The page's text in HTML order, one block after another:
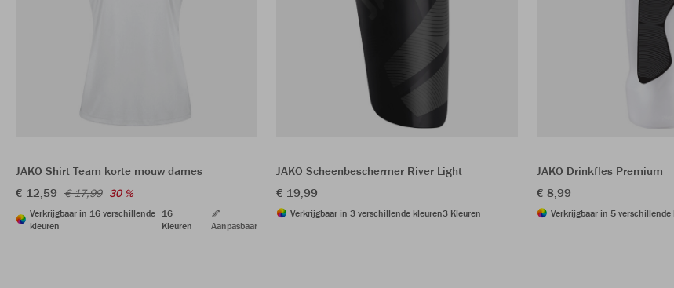
JAKO Shirt Team korte mouw dames
€ 12,59 € 17,99 30 %
Verkrijgbaar in 16 verschillende
kleuren
16
Kleuren
Aanpasbaar
JAKO Scheenbeschermer River Light
€ 19,99
Verkrijgbaar in 3 verschillende kleuren3 Kleuren
JAKO Drinkfles Premium
€ 8,99
Verkrijgbaar in 5 verschillende